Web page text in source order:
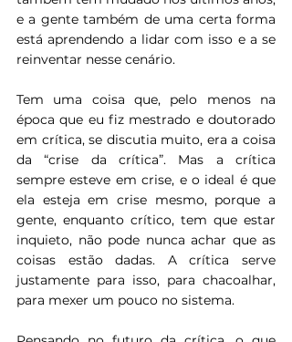
e a gente também de uma certa forma
está aprendendo a lidar com isso e a se
reinventar nesse cenário.
Tem uma coisa que, pelo menos na
época que eu fiz mestrado e doutorado
em crítica, se discutia muito, era a coisa
da “crise da crítica”. Mas a crítica
sempre esteve em crise, e o ideal é que
ela esteja em crise mesmo, porque a
gente, enquanto crítico, tem que estar
inquieto, não pode nunca achar que as
coisas estão dadas. A crítica serve
justamente para isso, para chacoalhar,
para mexer um pouco no sistema.